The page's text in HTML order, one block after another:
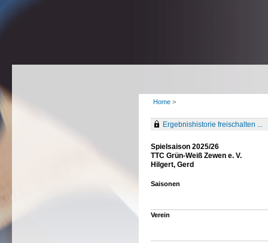
Home >
Ergebnishistorie freischalten ...
Spielsaison 2025/26
TTC Grün-Weiß Zewen e. V.
Hilgert, Gerd
Saisonen
Verein